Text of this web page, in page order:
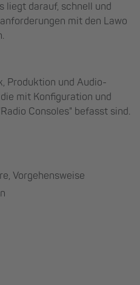
liegt darauf, schnell und
mit den Lawo
Produktion und Audio-
mit Konfiguration und
Consoles" befasst sind.
Vorgehensweise